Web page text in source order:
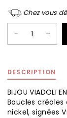
Chez vous
DESCRIPTION
BIJOU VIADOLI
Boucles
nickel, signées
- +